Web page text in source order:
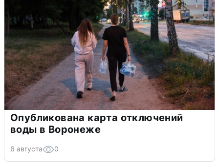
Опубликована карта отключений
воды в Воронеже
6 августа 0